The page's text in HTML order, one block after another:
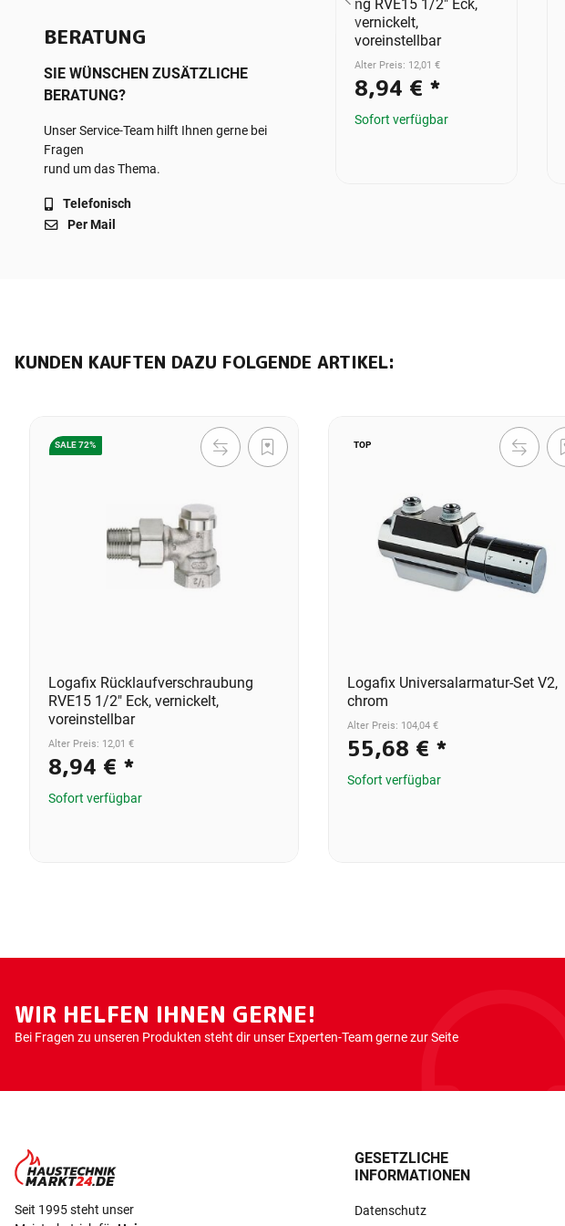
BERATUNG
SIE WÜNSCHEN ZUSÄTZLICHE
BERATUNG?
Unser Service-Team hilft Ihnen gerne bei
Fragen
rund um das Thema.
Telefonisch
Per Mail
3 Werktage
voreinstellbar
Alter Preis: 16,52 €
12,81 €*
ng RVE15 1/2" Eck,
vernickelt,
voreinstellbar
Alter Preis: 12,01 €
8,94 € *
Sofort verfügbar
KUNDEN KAUFTEN DAZU FOLGENDE ARTIKEL:
SALE 72%
Logafix Rücklaufverschraubung
RVE15 1/2" Eck, vernickelt,
voreinstellbar
Alter Preis: 12,01 €
8,94 € *
Sofort verfügbar
TOP
Logafix Universalarmatur-Set V2,
chrom
Alter Preis: 104,04 €
55,68 € *
Sofort verfügbar
WIR HELFEN IHNEN GERNE!
Bei Fragen zu unseren Produkten steht dir unser Experten-Team gerne zur Seite
Seit 1995 steht unser
GESETZLICHE
INFORMATIONEN
Datenschutz